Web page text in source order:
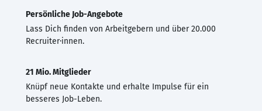
Persönliche Job-Angebote
Lass Dich finden von Arbeitgebern und über 20.000
Recruiter·innen.
21 Mio. Mitglieder
Knüpf neue Kontakte und erhalte Impulse für ein
besseres Job-Leben.